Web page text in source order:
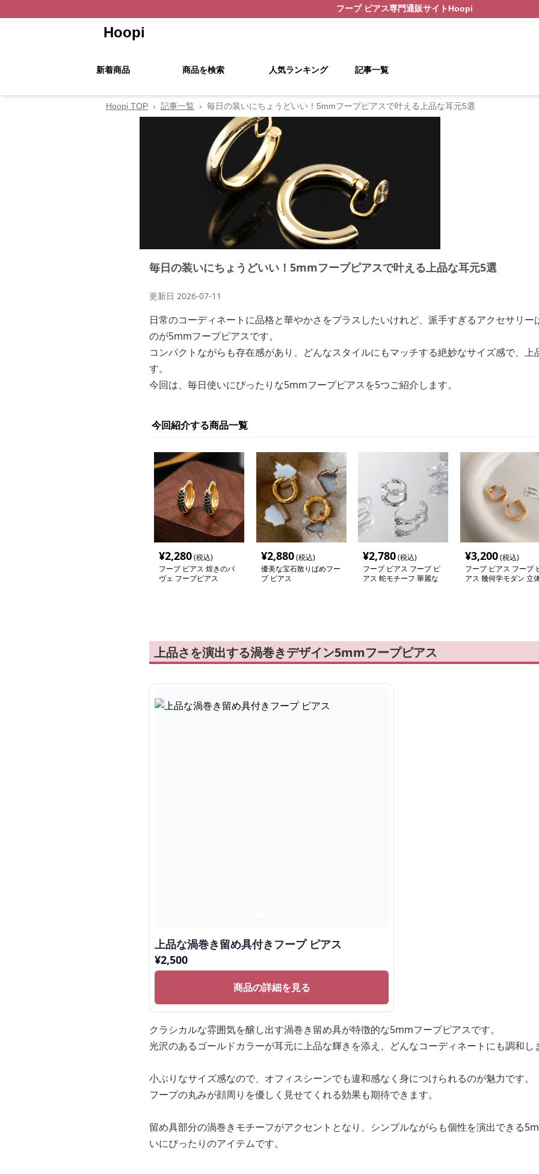
フープ ピアス専門通販サイト Hoopi
Hoopi
新着商品 商品を検索 人気ランキング 記事一覧
Hoopi TOP › 記事一覧 › 毎日の装いにちょうどいい！5mmフープピアスで叶える上品な耳元5選
毎日の装いにちょうどいい！5mmフープピアスで叶える上品な耳元5選
更新日 2026-07-11
日常のコーディネートに品格と華やかさをプラスしたいけれど、派手すぎるアクセサリ
のが5mmフープピアスです。
コンパクトながらも存在感があり、どんなスタイルにもマッチする絶妙なサイズ感で、
す。
今回は、毎日使いにぴったりな5mmフープピアスを5つご紹介します。
今回紹介する商品一覧
¥2,280(税込)
フープ ピアス 煌きのパ
ヴェ フープピアス
¥2,880(税込)
優美な宝石散りばめフー
プ ピアス
¥2,780(税込)
フープ ピアス フープ ピ
アス 蛇モチーフ 華麗な
¥3,200(税込)
フープ ピアス フープ
アス 幾何学モダン 立
上品さを演出する渦巻きデザイン5mmフープピアス
上品な渦巻き留め具付きフープ ピアス
¥2,500
商品の詳細を見る
クラシカルな雰囲気を醸し出す渦巻き留め具が特徴的な5mmフープピアスです。
光沢のあるゴールドカラーが耳元に上品な輝きを添え、どんなコーディネートにも調和し
小ぶりなサイズ感なので、オフィスシーンでも違和感なく身につけられるのが魅力です。
フープの丸みが顔周りを優しく見せてくれる効果も期待できます。
留め具部分の渦巻きモチーフがアクセントとなり、シンプルながらも個性を演出できる
いにぴったりのアイテムです。